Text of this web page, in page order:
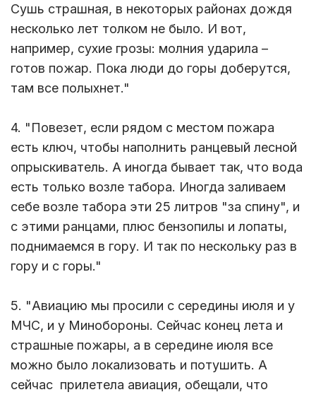
Сушь страшная, в некоторых районах дождя
несколько лет толком не было. И вот,
например, сухие грозы: молния ударила –
готов пожар. Пока люди до горы доберутся,
там все полыхнет."
4. "Повезет, если рядом с местом пожара
есть ключ, чтобы наполнить ранцевый лесной
опрыскиватель. А иногда бывает так, что вода
есть только возле табора. Иногда заливаем
себе возле табора эти 25 литров "за спину", и
с этими ранцами, плюс бензопилы и лопаты,
поднимаемся в гору. И так по нескольку раз в
гору и с горы."
5. "Авиацию мы просили с середины июля и у
МЧС, и у Минобороны. Сейчас конец лета и
страшные пожары, а в середине июля все
можно было локализовать и потушить. А
сейчас прилетела авиация, обещали, что